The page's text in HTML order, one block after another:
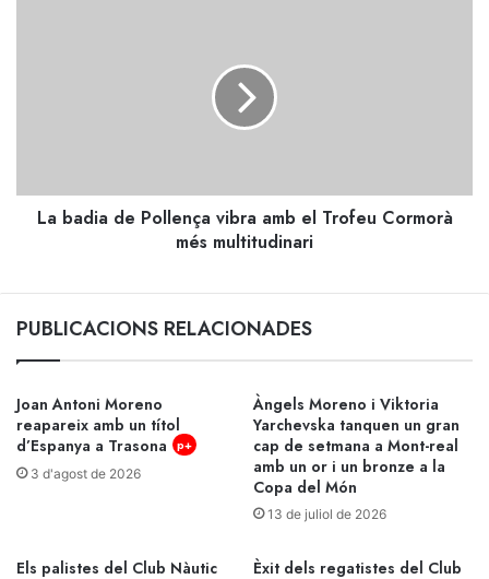
Cormorà
mésLa badia de Pollença vibra amb el Trofeu Cormorà
més multitudinari
PUBLICACIONS RELACIONADES
Joan Antoni Moreno
reapareix amb un títol
d’Espanya a Trasona
p+
3 d'agost de 2026
Àngels Moreno i Viktoria
Yarchevska tanquen un gran
cap de setmana a Mont-real
amb un or i un bronze a la
Copa del Món
13 de juliol de 2026
Els palistes del Club Nàutic
Èxit dels regatistes del Club